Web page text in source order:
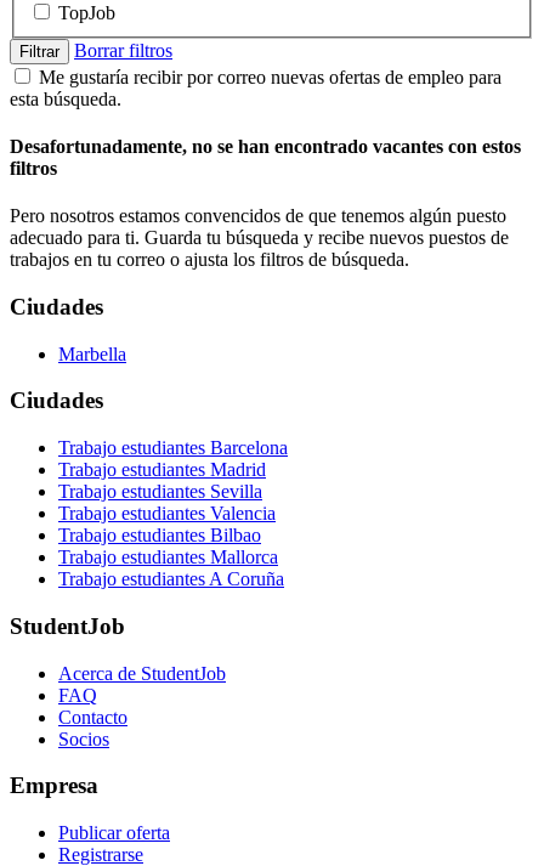
TopJob
Filtrar
Borrar filtros
Me gustaría recibir por correo nuevas ofertas de empleo para
esta búsqueda.
Desafortunadamente, no se han encontrado vacantes con estos
filtros
Pero nosotros estamos convencidos de que tenemos algún puesto
adecuado para ti. Guarda tu búsqueda y recibe nuevos puestos de
trabajos en tu correo o ajusta los filtros de búsqueda.
Ciudades
Marbella
Ciudades
Trabajo estudiantes Barcelona
Trabajo estudiantes Madrid
Trabajo estudiantes Sevilla
Trabajo estudiantes Valencia
Trabajo estudiantes Bilbao
Trabajo estudiantes Mallorca
Trabajo estudiantes A Coruña
StudentJob
Acerca de StudentJob
FAQ
Contacto
Socios
Empresa
Publicar oferta
Registrarse